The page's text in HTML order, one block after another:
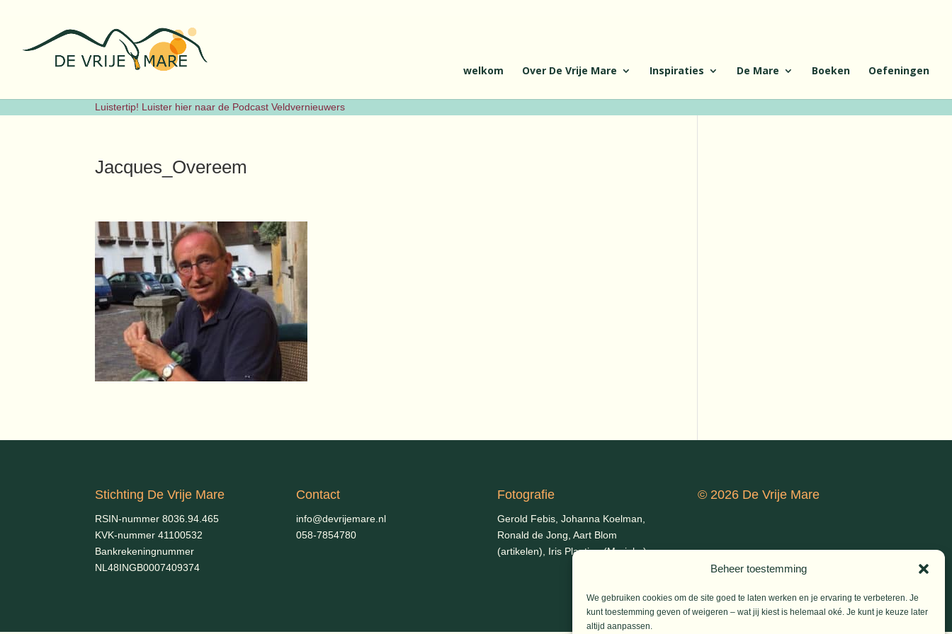
Beheer toestemming
We gebruiken cookies om de site goed te laten werken en je ervaring te verbeteren. Je
kunt toestemming geven of weigeren – wat jij kiest is helemaal oké. Je kunt je keuze later
altijd aanpassen.
Luistertip! Luister hier naar de Podcast Veldvernieuwers
welkom Over De Vrije Mare Inspiraties De Mare Boeken Oefeningen
Jacques_Overeem
Stichting De Vrije Mare
RSIN-nummer 8036.94.465
KVK-nummer 41100532
Bankrekeningnummer
NL48INGB0007409374
Contact
info@devrijemare.nl
058-7854780
Fotografie
Gerold Febis, Johanna Koelman,
Ronald de Jong, Aart Blom
(artikelen), Iris Planting (Marieke)
© 2026 De Vrije Mare